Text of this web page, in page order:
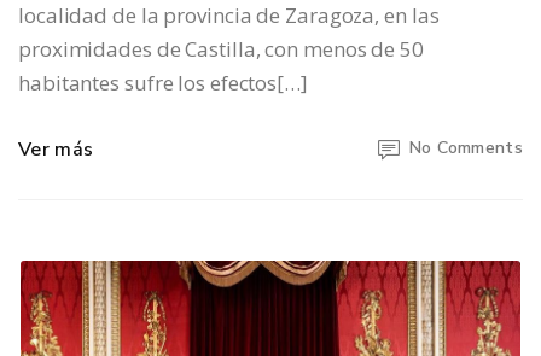
localidad de la provincia de Zaragoza, en las
proximidades de Castilla, con menos de 50
habitantes sufre los efectos[…]
Ver más No Comments